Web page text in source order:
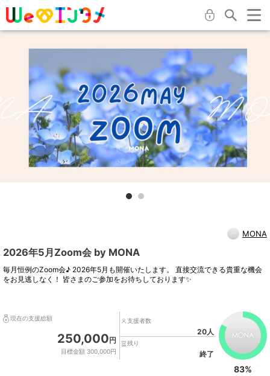
MONA
2026年5月Zoom会 by MONA
毎月恒例のZoom会♪ 2026年5月も開催いたします。 直接交流できる貴重な機会
をお見逃しなく！ 皆さまのご参加をお待ちしております✨
現在の支援総額
250,000円
目標金額 300,000円
支援者数
20人
残り
終了
83%